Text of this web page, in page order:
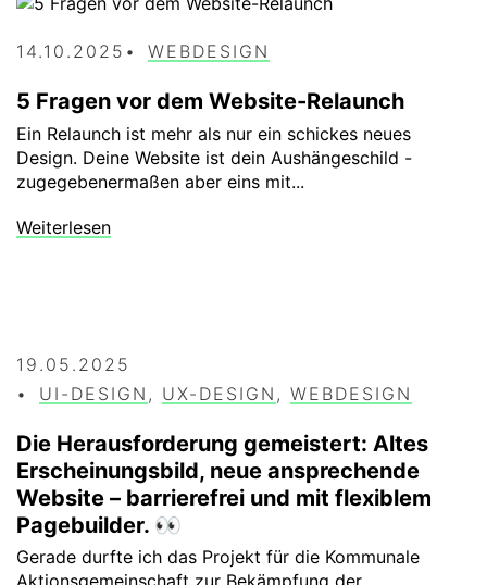
14.10.2025 WEBDESIGN
5 Fragen vor dem Website-Relaunch
Ein Relaunch ist mehr als nur ein schickes neues
Design. Deine Website ist dein Aushängeschild -
zugegebenermaßen aber eins mit...
Weiterlesen
19.05.2025
UI-DESIGN , UX-DESIGN , WEBDESIGN
Die Herausforderung gemeistert: Altes
Erscheinungsbild, neue ansprechende
Website – barrierefrei und mit flexiblem
Pagebuilder. 👀
Gerade durfte ich das Projekt für die Kommunale